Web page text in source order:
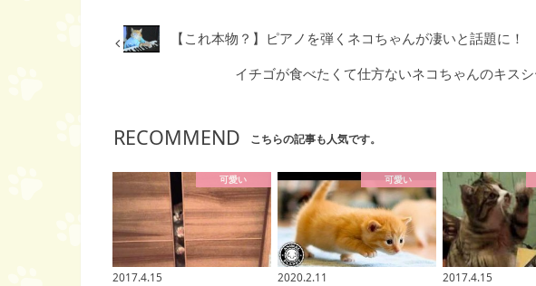
【これ本物？】ピアノを弾くネコちゃんが凄いと話題に！
イチゴが食べたくて仕方ないネコちゃんのキス
RECOMMEND こちらの記事も人気です。
可愛い
2017.4.15
可愛い
2020.2.11 2017.4.15